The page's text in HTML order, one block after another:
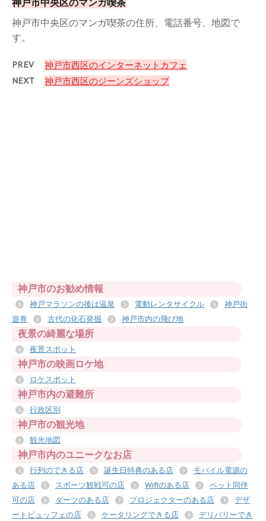
神戸市中央区のマンガ喫茶
神戸市中央区のマンガ喫茶の住所、電話番号、地図で
す。
PREV 神戸市西区のインターネットカフェ
NEXT 神戸市西区のジーンズショップ
神戸市のお勧め情報
神戸マラソンの後は温泉 電動レンタサイクル
神戸街
遊券
古代の化石発掘 神戸市内の飛び地
夜景の綺麗な場所
夜景スポット
神戸市の映画ロケ地
ロケスポット
神戸市内の避難所
行政区別
神戸市の観光地
観光地図
神戸市内のユニークなお店
行列のできる店 誕生日特典のある店
モバイル電源の
ある店
スポーツ観戦可の店 Wifiのある店
ペット同伴
可の店
ダーツのある店 プロジェクターのある店
デザ
ートビュッフェの店
ケータリングできる店
デリバリーでき